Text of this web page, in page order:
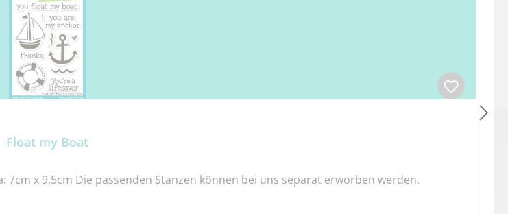
Float my Boat
7cm x 9,5cm Die passenden Stanzen können bei uns separat erworben werden.